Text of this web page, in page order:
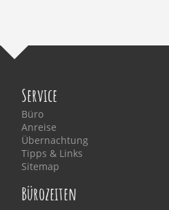
Service
Büro
Anreise
Übernachtung
Tipps & Links
Sitemap
Bürozeiten